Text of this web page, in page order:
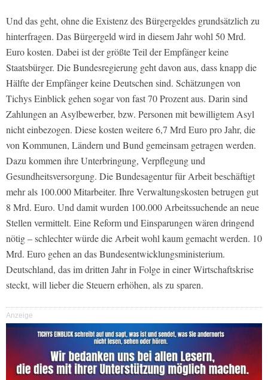
Und das geht, ohne die Existenz des Bürgergeldes grundsätzlich zu
hinterfragen. Das Bürgergeld wird in diesem Jahr wohl 50 Mrd.
Euro kosten. Dabei ist der größte Teil der Empfänger keine
Staatsbürger. Die Bundesregierung geht davon aus, dass knapp die
Hälfte der Empfänger keine Deutschen sind. Schätzungen von
Tichys Einblick gehen sogar von fast 70 Prozent aus. Darin sind
Zahlungen an Asylbewerber, bzw. Personen mit bewilligtem Asyl
nicht einbezogen. Diese kosten weitere 6,7 Mrd Euro pro Jahr, die
von Kommunen, Ländern und Bund gemeinsam getragen werden.
Dazu kommen ihre Unterbringung, Verpflegung und
Gesundheitsversorgung. Die Bundesagentur für Arbeit beschäftigt
mehr als 100.000 Mitarbeiter. Ihre Verwaltungskosten betrugen gut
8 Mrd. Euro. Und damit wurden 100.000 Arbeitssuchende an neue
Stellen vermittelt. Eine Reform und Einsparungen wären dringend
nötig – schlechter würde die Arbeit wohl kaum gemacht werden. 10
Mrd. Euro gehen an das Bundesentwicklungsministerium.
Deutschland, das im dritten Jahr in Folge in einer Wirtschaftskrise
steckt, will lieber die Steuern erhöhen, als zu sparen.
Anzeige